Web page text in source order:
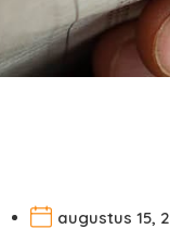
augustus 15,